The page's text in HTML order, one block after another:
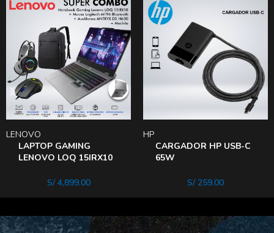
LAPTOP GAMING
LENOVO LOQ 15IRX10
MEMORIA 16GB DDR5
LENOVO
S/4,899.00
CARGADOR HP USB-C
65W
HP
S/259.00